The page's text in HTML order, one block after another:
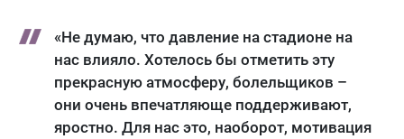
«Не думаю, что давление на стадионе на
нас влияло. Хотелось бы отметить эту
прекрасную атмосферу, болельщиков –
они очень впечатляюще поддерживают,
яростно. Для нас это, наоборот, мотивация